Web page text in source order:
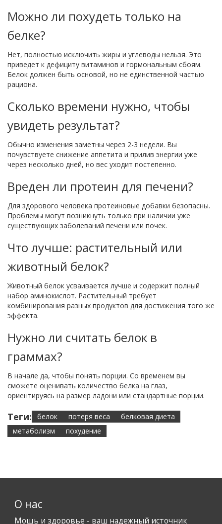
Можно ли похудеть только на
белке?
Нет, полностью исключить жиры и углеводы нельзя. Это
приведет к дефициту витаминов и гормональным сбоям.
Белок должен быть основой, но не единственной частью
рациона.
Сколько времени нужно, чтобы
увидеть результат?
Обычно изменения заметны через 2-3 недели. Вы
почувствуете снижение аппетита и прилив энергии уже
через несколько дней, но вес уходит постепенно.
Вреден ли протеин для печени?
Для здорового человека протеиновые добавки безопасны.
Проблемы могут возникнуть только при наличии уже
существующих заболеваний печени или почек.
Что лучше: растительный или
животный белок?
Животный белок усваивается лучше и содержит полный
набор аминокислот. Растительный требует
комбинирования разных продуктов для достижения того же
эффекта.
Нужно ли считать белок в
граммах?
В начале да, чтобы понять порции. Со временем вы
сможете оценивать количество белка на глаз,
ориентируясь на размер ладони или стандартные порции.
Теги: белок потеря веса
белковая диета
метаболизм
похудение
О нас
Мощь и здоровье - ваш надежный источник